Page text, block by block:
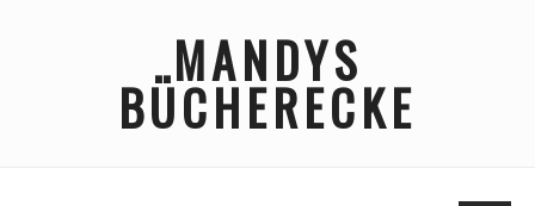
MANDYS
BÜCHERECKE